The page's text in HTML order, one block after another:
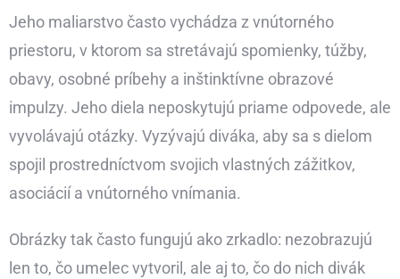
Jeho maliarstvo často vychádza z vnútorného
priestoru, v ktorom sa stretávajú spomienky, túžby,
obavy, osobné príbehy a inštinktívne obrazové
impulzy. Jeho diela neposkytujú priame odpovede, ale
vyvolávajú otázky. Vyzývajú diváka, aby sa s dielom
spojil prostredníctvom svojich vlastných zážitkov,
asociácií a vnútorného vnímania.
Obrázky tak často fungujú ako zrkadlo: nezobrazujú
len to, čo umelec vytvoril, ale aj to, čo do nich divák